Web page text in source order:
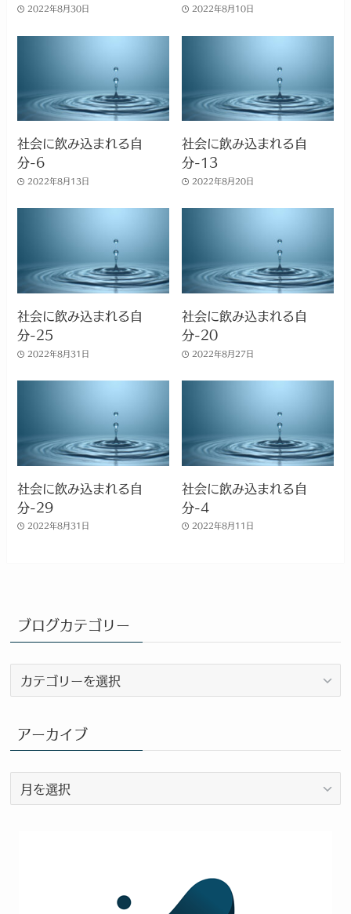
2022年8月30日 2022年8月10日
社会に飲み込まれる自
分-6
2022年8月13日
社会に飲み込まれる自
分-13
2022年8月20日
社会に飲み込まれる自
分-25
2022年8月31日
社会に飲み込まれる自
分-20
2022年8月27日
社会に飲み込まれる自
分-29
2022年8月31日
社会に飲み込まれる自
分-4
2022年8月11日
ブログカテゴリー
ロ
カ
テ
ゴ
リ
ー
アーカイブ
ー